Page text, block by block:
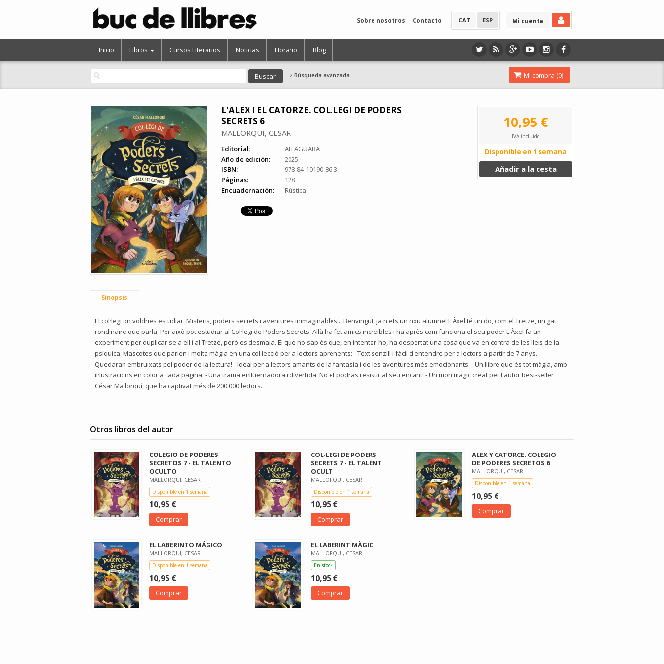
Mi cuenta
CAT ESP
Sobre nosotros Contacto
Inicio Libros Cursos Literarios Noticias Horario Blog
Búsqueda avanzada Mi compra (0)
L'ALEX I EL CATORZE. COL.LEGI DE PODERS
SECRETS 6
MALLORQUI, CESAR
Editorial:
ALFAGUARA
Año de edición:
2025
ISBN:
978-84-10190-86-3
Páginas:
128
Encuadernación:
Rústica
10,95 €
IVA incluido
Disponible en 1 semana
Añadir a la cesta
Sinopsis
El col·legi on voldries estudiar. Misteris, poders secrets i aventures inimaginables... Benvingut, ja n'ets un nou alumne! L'Àxel té un do, com el Tretze, un gat
rondinaire que parla. Per això pot estudiar al Col·legi de Poders Secrets. Allà ha fet amics increïbles i ha après com funciona el seu poder L'Àxel fa un
experiment per duplicar-se a ell i al Tretze, però es desmaia. El que no sap és que, en intentar-ho, ha despertat una cosa que va en contra de les lleis de la
psíquica. Mascotes que parlen i molta màgia en una col·lecció per a lectors aprenents: - Text senzill i fàcil d'entendre per a lectors a partir de 7 anys.
Quedaran embruixats pel poder de la lectura! - Ideal per a lectors amants de la fantasia i de les aventures més emocionants. - Un llibre que és tot màgia, amb
il·lustracions en color a cada pàgina. - Una trama enlluernadora i divertida. No et podràs resistir al seu encant! - Un món màgic creat per l'autor best-seller
César Mallorquí, que ha captivat més de 200.000 lectors.
Otros libros del autor
COLEGIO DE PODERES
SECRETOS 7 - EL TALENTO
OCULTO
MALLORQUI, CESAR
Disponible en 1 semana
10,95 €
Comprar
COL·LEGI DE PODERS
SECRETS 7 - EL TALENT
OCULT
MALLORQUI, CESAR
Disponible en 1 semana
10,95 €
Comprar
ALEX Y CATORCE. COLEGIO
DE PODERES SECRETOS 6
MALLORQUI, CESAR
Disponible en 1 semana
10,95 €
Comprar
EL LABERINTO MÁGICO
MALLORQUI, CESAR
Disponible en 1 semana
10,95 €
Comprar
EL LABERINT MÀGIC
MALLORQUI, CESAR
En stock
10,95 €
Comprar